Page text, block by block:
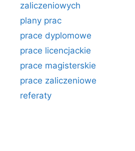
zaliczeniowych
plany prac
prace dyplomowe
prace licencjackie
prace magisterskie
prace zaliczeniowe
referaty